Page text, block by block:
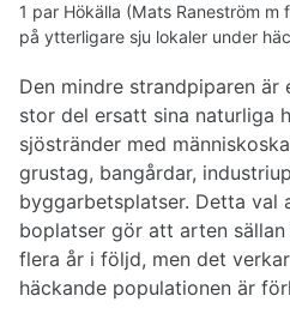
1 par Hökälla (Mats Raneström
på ytterligare sju lokaler under
Den mindre strandpiparen
stor del ersatt sina naturliga
sjöstränder med
grustag, bangårdar,
byggarbetsplatser. Detta val
boplatser gör att arten
flera år i följd, men det
häckande populationen är